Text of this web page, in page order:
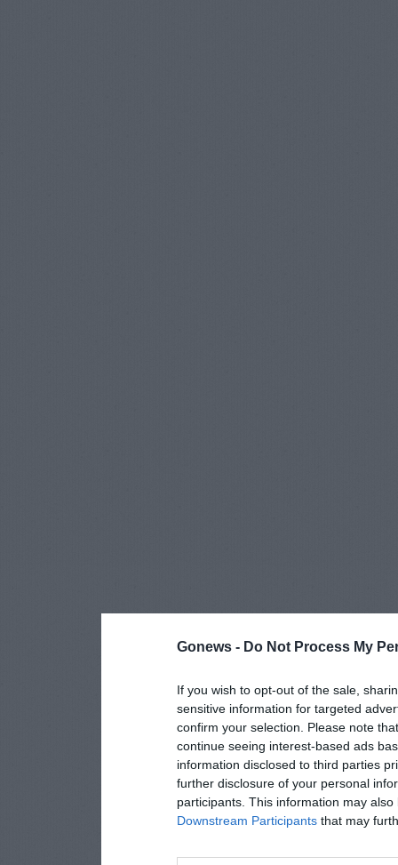
Gonews - Do Not Process My
If you wish to opt-out of the sale,
sensitive information for targeted
confirm your selection. Please note
continue seeing interest-based ads
information disclosed to third parties
further disclosure of your personal
participants. This information may
Downstream Participants that may